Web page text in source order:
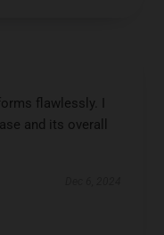
flawlessly. I
and its overall